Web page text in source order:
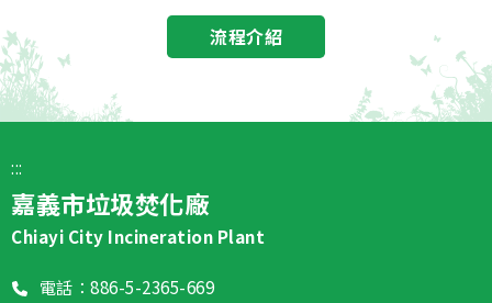
流程介紹
跳至頁尾定位點
:::
嘉義市垃圾焚化廠
Chiayi City Incineration Plant
電話：886-5-2365-669